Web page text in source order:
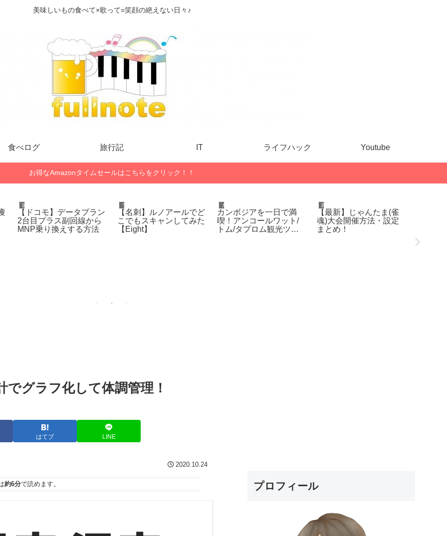
美味しいもの食べて×歌って=笑顔の絶えない日々♪
食べログ 旅行記 IT ライフハック Youtube
お得なAmazonタイムセールはこちらをクリック！！
節約
【ドコモ】データプラン
2台目プラス副回線から
MNP乗り換えする方法
ライフハック
【名刺】ルノアールでど
こでもスキャンしてみた
【Eight】
カンボジア
カンボジアを一日で満
喫！アンコールワット/
トム/タプロム観光ツア
雑記
【最新】じゃんたま(雀
魂)大会開催方法・設定
まとめ！
グラフ化して体調管理！
はてブ LINE
2020.10.24
約6分で読めます。 プロフィール